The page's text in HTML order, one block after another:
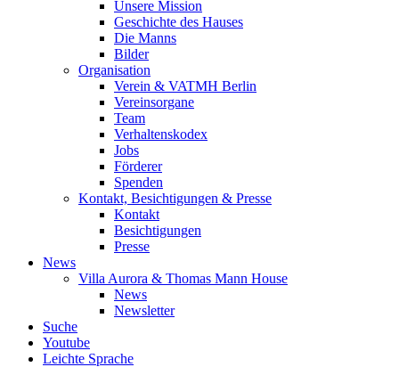
Unsere Mission
Geschichte des Hauses
Die Manns
Bilder
Organisation
Verein & VATMH Berlin
Vereinsorgane
Team
Verhaltenskodex
Jobs
Förderer
Spenden
Kontakt, Besichtigungen & Presse
Kontakt
Besichtigungen
Presse
News
Villa Aurora & Thomas Mann House
News
Newsletter
Suche
Youtube
Leichte Sprache